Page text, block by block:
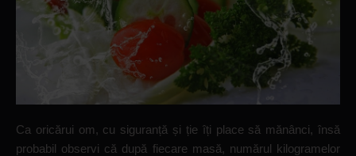
Ca oricărui om, cu siguranță și ție îți place să mănânci, însă
probabil observi că după fiecare masă, numărul kilogramelor